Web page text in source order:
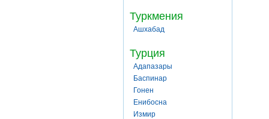
Туркмения
Ашхабад
Турция
Адапазары
Баспинар
Гонен
Енибосна
Измир